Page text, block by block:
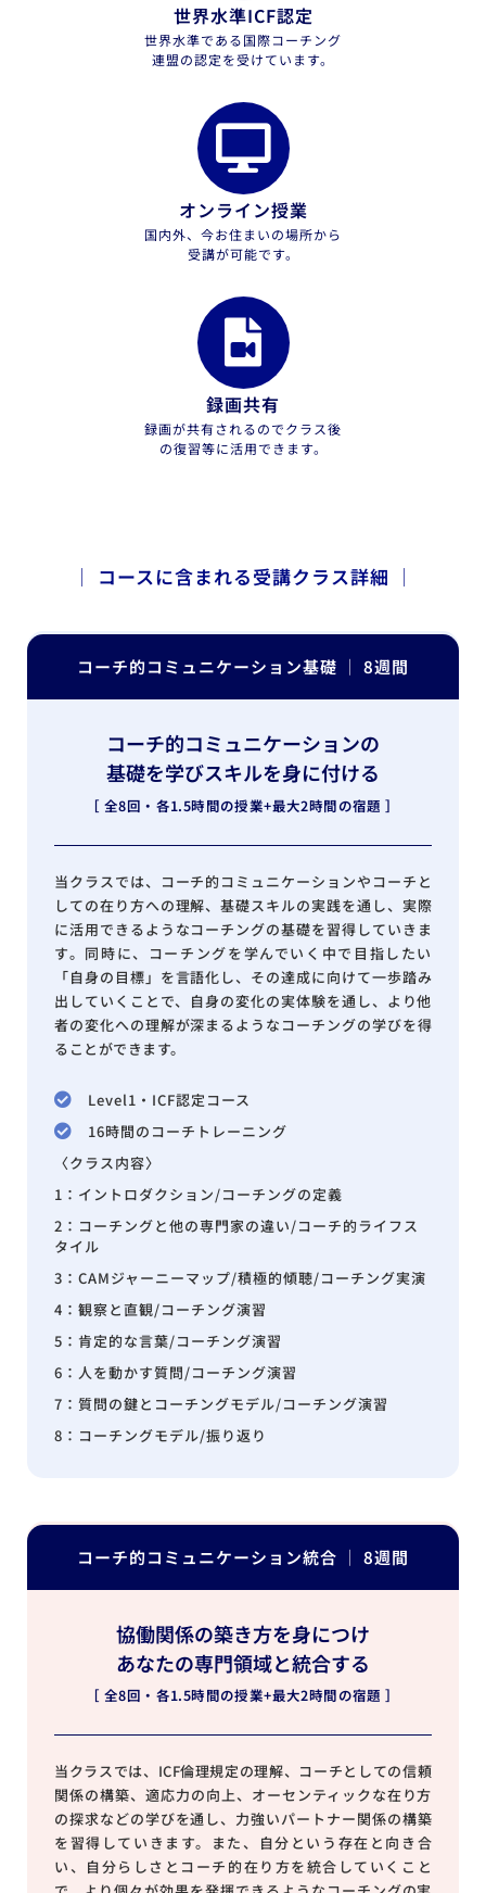
世界水準ICF認定
世界水準である国際コーチング
連盟の認定を受けています。
オンライン授業
国内外、今お住まいの場所から
受講が可能です。
録画共有
録画が共有されるのでクラス後
の復習等に活用できます。
│ コースに含まれる受講クラス詳細 │
コーチ的コミュニケーション基礎 │ 8週間
コーチ的コミュニケーションの
基礎を学びスキルを身に付ける
［ 全8回・各1.5時間の授業+最大2時間の宿題 ］
当クラスでは、コーチ的コミュニケーションやコーチと
しての在り方への理解、基礎スキルの実践を通し、実際
に活用できるようなコーチングの基礎を習得していきま
す。同時に、コーチングを学んでいく中で目指したい
「自身の目標」を言語化し、その達成に向けて一歩踏み
出していくことで、自身の変化の実体験を通し、より他
者の変化への理解が深まるようなコーチングの学びを得
ることができます。
Level1・ICF認定コース
16時間のコーチトレーニング
〈クラス内容〉
1：イントロダクション/コーチングの定義
2：コーチングと他の専門家の違い/コーチ的ライフス
タイル
3：CAMジャーニーマップ/積極的傾聴/コーチング実演
4：観察と直観/コーチング演習
5：肯定的な言葉/コーチング演習
6：人を動かす質問/コーチング演習
7：質問の鍵とコーチングモデル/コーチング演習
8：コーチングモデル/振り返り
コーチ的コミュニケーション統合 │ 8週間
協働関係の築き方を身につけ
あなたの専門領域と統合する
［ 全8回・各1.5時間の授業+最大2時間の宿題 ］
当クラスでは、ICF倫理規定の理解、コーチとしての信頼
関係の構築、適応力の向上、オーセンティックな在り方
の探求などの学びを通し、力強いパートナー関係の構築
を習得していきます。また、自分という存在と向き合
い、自分らしさとコーチ的在り方を統合していくこと